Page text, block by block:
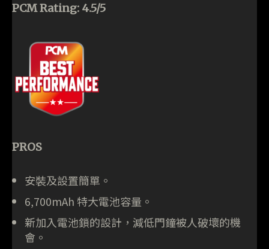
PCM Rating: 4.5/5
PROS
安裝及設置簡單。
6,700mAh 特大電池容量。
新加入電池鎖的設計，減低門鐘被人破壞的機
會。